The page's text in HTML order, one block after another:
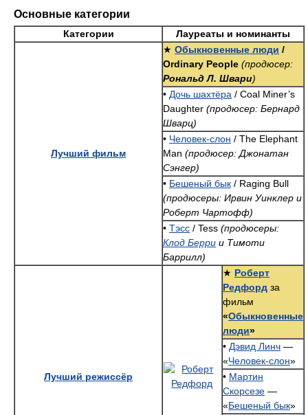
Основные категории
Категории Лауреаты и номинанты
Лучший фильм
★ Обыкновенные люди /
Ordinary People (продюсер:
Рональд Л. Швари)
• Дочь шахтёра / Coal Miner’s
Daughter (продюсер: Бернард
Шварц)
• Человек-слон / The Elephant
Man (продюсер: Джонатан
Сэнгер)
• Бешеный бык / Raging Bull
(продюсеры: Ирвин Уинклер и
Роберт Чартофф)
• Тэсс / Tess (продюсеры:
Клод Берри и Тимоти
Баррилл)
Лучший режиссёр
★ Роберт
Редфорд за
фильм
«Обыкновенные
люди»
• Дэвид Линч —
«Человек-слон»
• Мартин
Скорсезе —
«Бешеный бык»